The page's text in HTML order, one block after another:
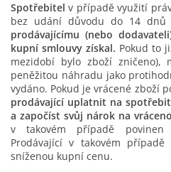
Spotřebitel v případě využití
bez udání důvodu do 14 dnů
prodávajícímu (nebo
kupní smlouvy získal. Pokud to
mezidobí bylo zboží zničeno),
peněžitou náhradu jako
vydáno. Pokud je vrácené zboží
prodávající uplatnit na
a započíst svůj nárok na
v takovém případě povinen
Prodávající v takovém
sníženou kupní cenu.